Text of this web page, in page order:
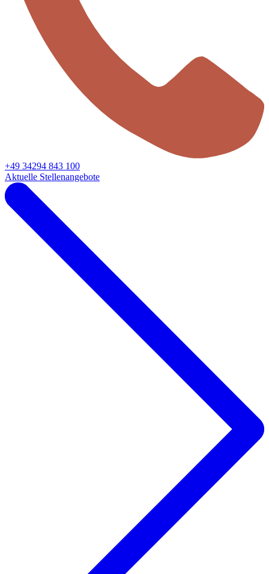
+49 34294 843 100
Aktuelle Stellenangebote